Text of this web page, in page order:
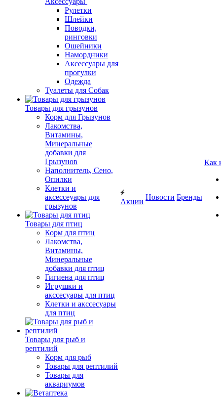
Рулетки
Шлейки
Поводки,
ринговки
Ошейники
Намордники
Аксессуары для
прогулки
Одежда
Туалеты для Собак
Товары для грызунов
Корм для Грызунов
Лакомства,
Витамины,
Минеральные
добавки для
Грызунов
Наполнитель, Сено,
Опилки
Клетки и
аксессеуары для
грызунов
Товары для птиц
Корм для птиц
Лакомства,
Витамины,
Минеральные
добавки для птиц
Гигиена для птиц
Игрушки и
акссесуары для птиц
Клетки и акссесуары
для птиц
Товары для рыб и
рептилий
Корм для рыб
Товары для рептилий
Товары для
аквариумов
Акции
Новости Бренды
Как